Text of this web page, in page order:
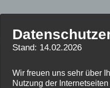
Stand: 14.02.2026
Wir freuen uns sehr über
Nutzung der